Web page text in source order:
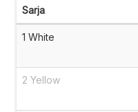
Sarja
1 White
2 Yellow